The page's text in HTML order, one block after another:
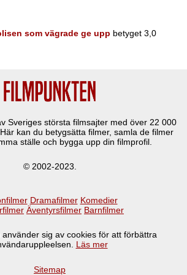
som vägrade ge upp betyget 3,0
Sveriges största filmsajter med över 22 000
kan du betygsätta filmer, samla de filmer
ställe och bygga upp din filmprofil.
© 2002-2023.
Dramafilmer Komedier
Äventyrsfilmer Barnfilmer
använder sig av cookies för att förbättra
Läs mer
Sitemap